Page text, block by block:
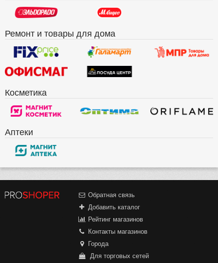
Ремонт и товары для дома
Косметика
Аптеки
Обратная связь
Добавить каталог
Рейтинг магазинов
Контакты магазинов
Города
Для торговых сетей